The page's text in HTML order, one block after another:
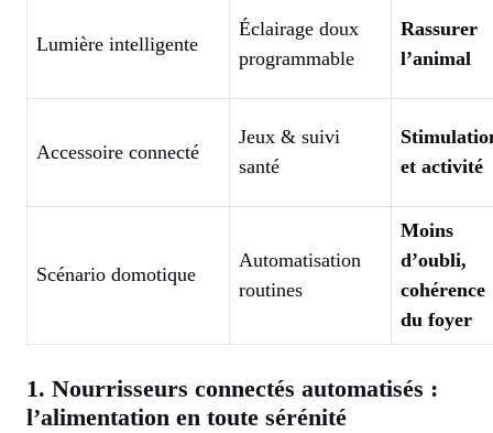
Lumière intelligente
Éclairage doux
programmable
Rassurer
l’animal
Accessoire connecté
Jeux & suivi
santé
et activité
Scénario domotique
Automatisation
routines
Moins
d’oubli,
cohérence
du foyer
1. Nourrisseurs connectés automatisés :
l’alimentation en toute sérénité